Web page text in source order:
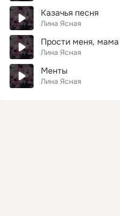
Казачья песня
Лина Ясная
Прости меня, мама
Лина Ясная
Менты
Лина Ясная